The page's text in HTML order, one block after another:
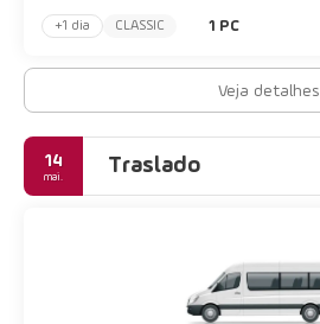
+1 dia CLASSIC 1 PC
Veja detalhes
14
mai. Traslado